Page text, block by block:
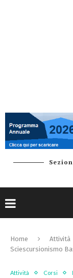
Home Attività
Sciescursionismo
Attività Corsi